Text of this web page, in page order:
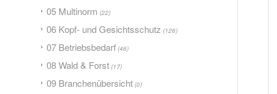
05 Multinorm (22)
06 Kopf- und Gesichtsschutz (126)
07 Betriebsbedarf (46)
08 Wald & Forst (17)
09 Branchenübersicht (0)